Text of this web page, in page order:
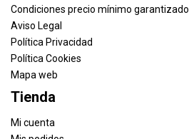
Condiciones precio mínimo garantizado
Aviso Legal
Política Privacidad
Política Cookies
Mapa web
Tienda
Mi cuenta